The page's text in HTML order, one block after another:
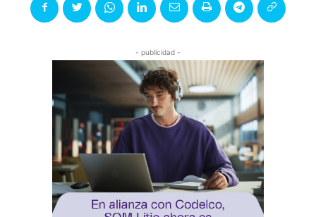
- publicidad -